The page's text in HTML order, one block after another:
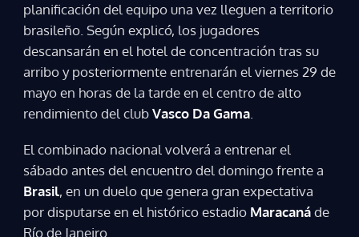
Gracias por suscribirte a nuestro boletín.
planificación del equipo una vez lleguen a territorio
brasileño. Según explicó, los jugadores
descansarán en el hotel de concentración tras su
arribo y posteriormente entrenarán el viernes 29 de
mayo en horas de la tarde en el centro de alto
rendimiento del clubVasco Da Gama.
El combinado nacional volverá a entrenar el
sábado antes del encuentro del domingo frente a
Brasil, en un duelo que genera gran expectativa
por disputarse en el histórico estadio Maracanáde
Río de Janeiro.